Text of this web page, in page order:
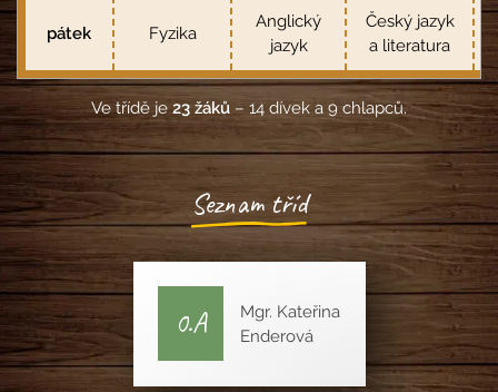
pátek Fyzika
Anglický
jazyk
Český jazyk
a literatura
Ve třídě je 23 žáků – 14 dívek a 9 chlapců.
Seznam tříd
0.A
Mgr. Kateřina
Enderová